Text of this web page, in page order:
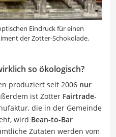
Eindruck für einen
der Zotter-Schokolade.
so ökologisch?
produziert seit 2006 nur
ist Zotter Fairtrade-
die in der Gemeinde
wird Bean-to-Bar
Zutaten werden vom